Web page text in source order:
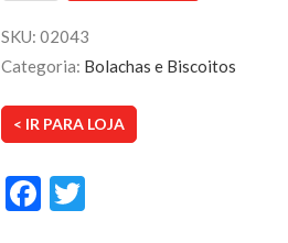
Pac.
200g
SKU: 02043
Categoria: Bolachas e Biscoitos
< IR PARA LOJA
Facebook
Twitter